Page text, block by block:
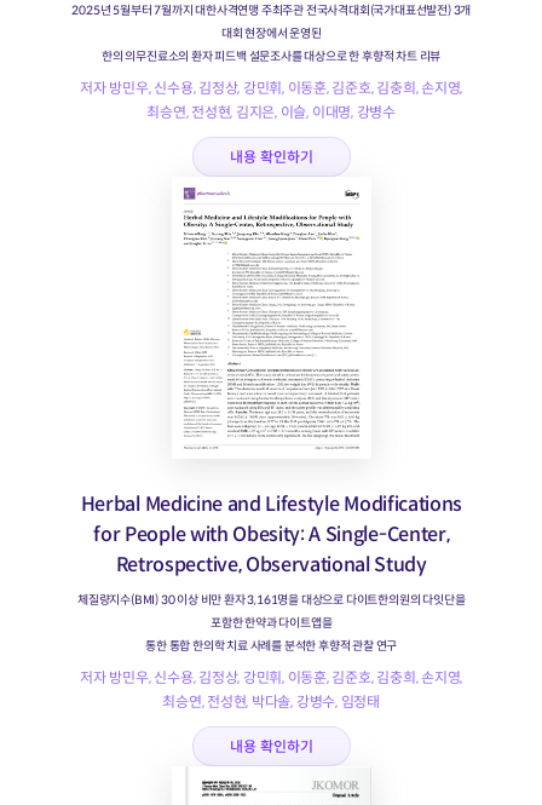
2025년 5월부터 7월까지 대한사격연맹 주최주관 전국사격대회(국가대표선발전) 3개
대회 현장에서 운영된
한의 의무진료소의 환자 피드백 설문조사를 대상으로 한 후향적 차트 리뷰
저자 방민우, 신수용, 김정상, 강민휘, 이동훈, 김준호, 김충희, 손지영,
최승연, 전성현, 김지은, 이슬, 이대명, 강병수
내용 확인하기
Herbal Medicine and Lifestyle Modifications
for People with Obesity: A Single-Center,
Retrospective, Observational Study
체질량지수(BMI) 30 이상 비만 환자 3,161명을 대상으로 다이트한의원의 다잇단을
포함한 한약과 다이트앱을
통한 통합 한의학 치료 사례를 분석한 후향적 관찰 연구
저자 방민우, 신수용, 김정상, 강민휘, 이동훈, 김준호, 김충희, 손지영,
최승연, 전성현, 박다솔, 강병수, 임정태
내용 확인하기